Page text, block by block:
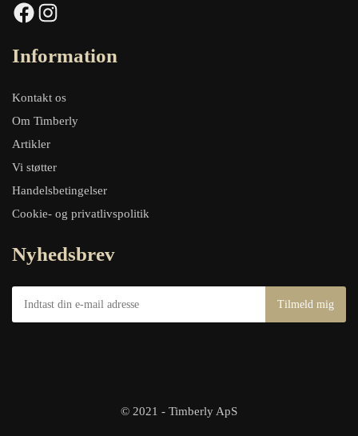
Facebook Instagram
Information
Kontakt os
Om Timberly
Artikler
Vi støtter
Handelsbetingelser
Cookie- og privatlivspolitik
Nyhedsbrev
© 2021 - Timberly ApS